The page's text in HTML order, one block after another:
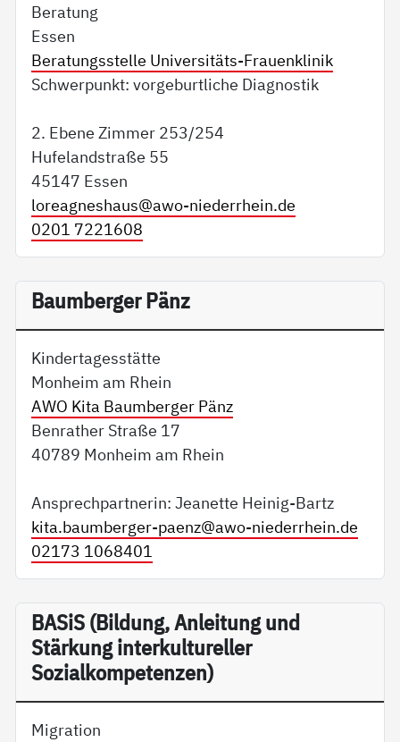
Beratung
Essen
Beratungsstelle Universitäts-Frauenklinik
Schwerpunkt: vorgeburtliche Diagnostik
2. Ebene Zimmer 253/254
Hufelandstraße 55
45147 Essen
loreagneshaus@awo-niederrhein.de
0201 7221608
Baumberger Pänz
Kindertagesstätte
Monheim am Rhein
AWO Kita Baumberger Pänz
Benrather Straße 17
40789 Monheim am Rhein
Ansprechpartnerin: Jeanette Heinig-Bartz
kita.baumberger-paenz@awo-niederrhein.de
02173 1068401
BA­SiS (Bildung, Anleitung und
Stärkung interkultureller
Sozialkompetenzen)
Migration